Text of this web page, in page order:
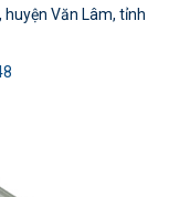
huyện Văn Lâm, tỉnh